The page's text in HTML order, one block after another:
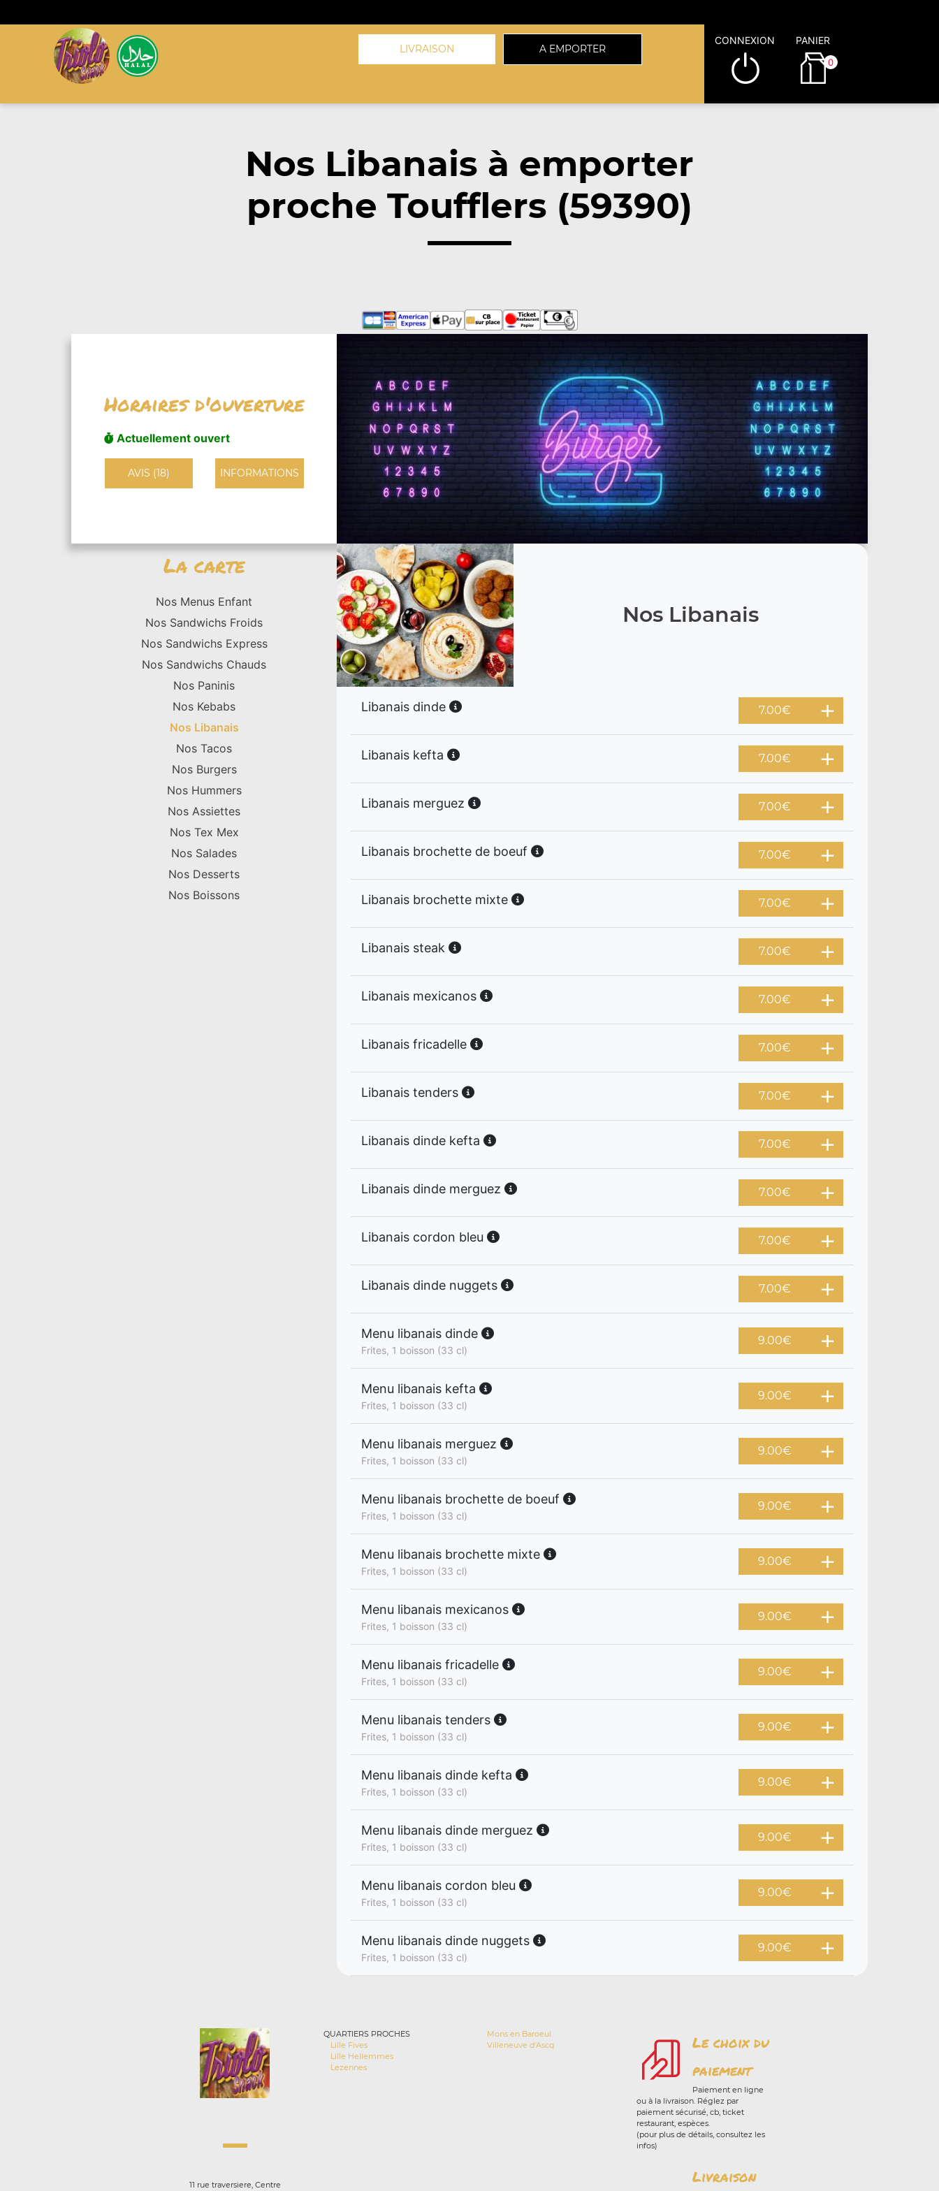
LIVRAISON A EMPORTER
CONNEXION PANIER
0
Nos Libanais à emporter
proche Toufflers (59390)
Horaires d'ouverture
Actuellement ouvert
AVIS (18) INFORMATIONS
La carte
Nos Menus Enfant
Nos Sandwichs Froids
Nos Sandwichs Express
Nos Sandwichs Chauds
Nos Paninis
Nos Kebabs
Nos Libanais
Nos Tacos
Nos Burgers
Nos Hummers
Nos Assiettes
Nos Tex Mex
Nos Salades
Nos Desserts
Nos Boissons
Nos Libanais
Libanais dinde 7.00€
Libanais kefta 7.00€
Libanais merguez 7.00€
Libanais brochette de boeuf 7.00€
Libanais brochette mixte 7.00€
Libanais steak 7.00€
Libanais mexicanos 7.00€
Libanais fricadelle 7.00€
Libanais tenders 7.00€
Libanais dinde kefta 7.00€
Libanais dinde merguez 7.00€
Libanais cordon bleu 7.00€
Libanais dinde nuggets 7.00€
Menu libanais dinde
Frites, 1 boisson (33 cl)
9.00€
Menu libanais kefta
Frites, 1 boisson (33 cl)
9.00€
Menu libanais merguez
Frites, 1 boisson (33 cl)
9.00€
Menu libanais brochette de boeuf
Frites, 1 boisson (33 cl)
9.00€
Menu libanais brochette mixte
Frites, 1 boisson (33 cl)
9.00€
Menu libanais mexicanos
Frites, 1 boisson (33 cl)
9.00€
Menu libanais fricadelle
Frites, 1 boisson (33 cl)
9.00€
Menu libanais tenders
Frites, 1 boisson (33 cl)
9.00€
Menu libanais dinde kefta
Frites, 1 boisson (33 cl)
9.00€
Menu libanais dinde merguez
Frites, 1 boisson (33 cl)
9.00€
Menu libanais cordon bleu
Frites, 1 boisson (33 cl)
9.00€
Menu libanais dinde nuggets
Frites, 1 boisson (33 cl)
9.00€
11 rue traversiere, Centre
QUARTIERS PROCHES
Lille Fives
Lille Hellemmes
Lezennes
Mons en Baroeul
Villeneuve d'Ascq
Le choix du
paiement
Paiement en ligne
ou à la livraison. Réglez par
paiement sécurisé, cb, ticket
restaurant, espèces.
(pour plus de détails, consultez les
infos)
Livraison